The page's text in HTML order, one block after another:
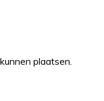
plaatsen.